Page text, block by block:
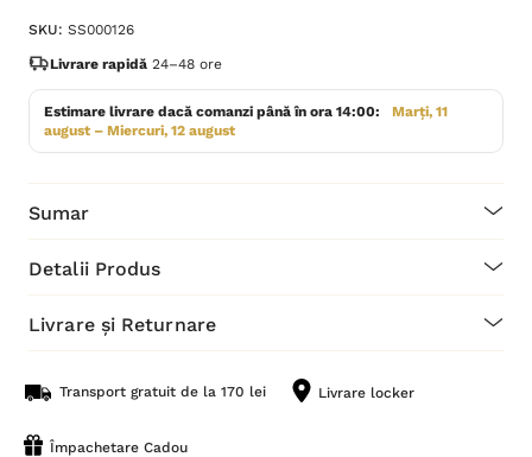
SKU: SS000126
Livrare rapidă 24–48 ore
Estimare livrare dacă comanzi până în ora 14:00:
Marți, 11
august – Miercuri, 12 august
Sumar
Detalii Produs
Livrare și Returnare
Transport gratuit de la 170 lei Livrare locker
Împachetare Cadou